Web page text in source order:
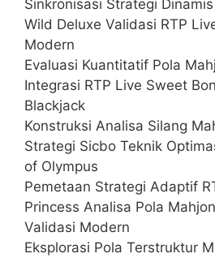
Sinkronisasi Strategi
Wild Deluxe Validasi RTP
Modern
Evaluasi Kuantitatif Pola
Integrasi RTP Live Sweet
Blackjack
Konstruksi Analisa Silang
Strategi Sicbo Teknik
of Olympus
Pemetaan Strategi Adaptif
Princess Analisa Pola
Validasi Modern
Eksplorasi Pola Terstruktur